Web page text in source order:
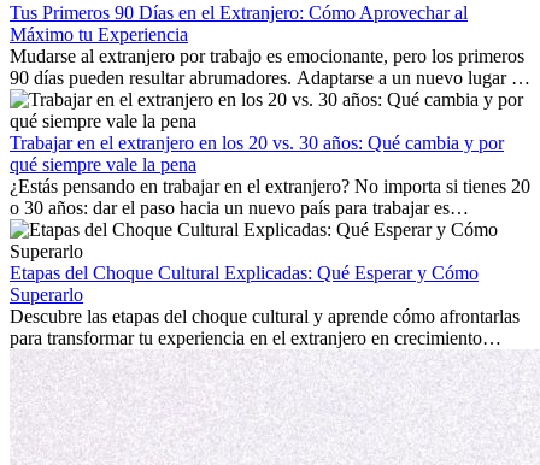
Tus Primeros 90 Días en el Extranjero: Cómo Aprovechar al
Máximo tu Experiencia
Mudarse al extranjero por trabajo es emocionante, pero los primeros
90 días pueden resultar abrumadores. Adaptarse a un nuevo lugar de
trabajo, construir una vida social, comprender la cultura local y lidiar
con la nostalgia son parte del proceso. Esta guía para expatriados te
mostrará cómo aprovechar al máximo tus primeros meses en el
extranjero, asegurando tanto éxito profesional como crecimiento
personal.
Trabajar en el extranjero en los 20 vs. 30 años: Qué cambia y por
qué siempre vale la pena
¿Estás pensando en trabajar en el extranjero? No importa si tienes 20
o 30 años: dar el paso hacia un nuevo país para trabajar es
emocionante y, a veces, desafiante. Muchas personas se preguntan si
la edad marca la diferencia. La verdad es que la experiencia
internacional siempre vale la pena. Puede impulsar tu carrera,
fomentar tu crecimiento personal y ofrecerte valiosas perspectivas
culturales que transforman tu vida.
Etapas del Choque Cultural Explicadas: Qué Esperar y Cómo
Superarlo
Descubre las etapas del choque cultural y aprende cómo afrontarlas
para transformar tu experiencia en el extranjero en crecimiento
personal y adaptación exitosa.